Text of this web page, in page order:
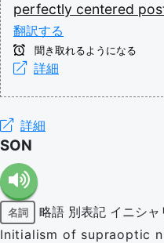
perfectly centered
翻訳する
聞き取れるようになる
詳細
詳細
SON
名詞 略語 別表記 イニシャ
Initialism of supraoptic